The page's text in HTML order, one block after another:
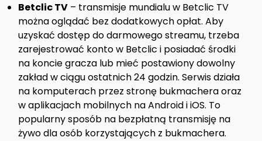
Betclic TV – transmisje mundialu w Betclic TV
można oglądać bez dodatkowych opłat. Aby
uzyskać dostęp do darmowego streamu, trzeba
zarejestrować konto w Betclic i posiadać środki
na koncie gracza lub mieć postawiony dowolny
zakład w ciągu ostatnich 24 godzin. Serwis działa
na komputerach przez stronę bukmachera oraz
w aplikacjach mobilnych na Android i iOS. To
popularny sposób na bezpłatną transmisję na
żywo dla osób korzystających z bukmachera.